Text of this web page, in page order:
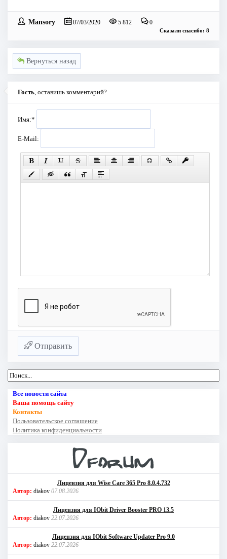
Mansory 07/03/2020 5 812 0
Сказали спасибо: 8
Вернуться назад
Гость , оставишь комментарий?
Имя:*
E-Mail:
Отправить
Все новости сайта
Ваша помощь сайту
Контакты
Пользовательское соглашение
Политика конфиденциальности
Лицензия для Wise Care 365 Pro 8.0.4.732
Автор: diakov 07.08.2026
Лицензия для IObit Driver Booster PRO 13.5
Автор: diakov 22.07.2026
Лицензия для IObit Software Updater Pro 9.0
Автор: diakov 22.07.2026